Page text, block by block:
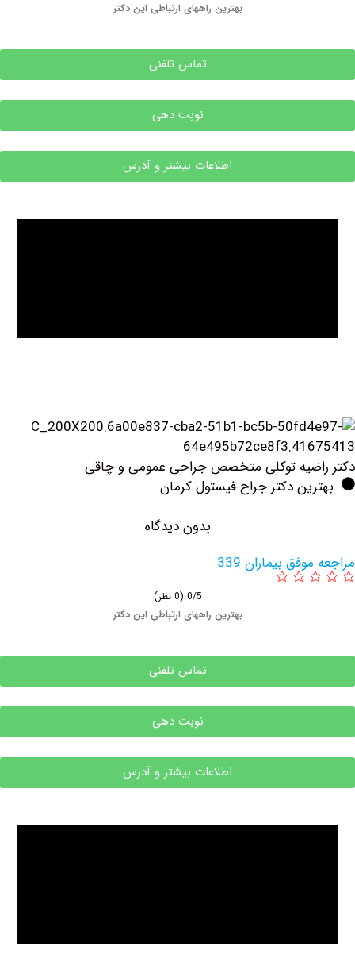
بهترین راههای ارتباطی این دکتر
تماس تلفنی
نوبت دهی
اطلاعات بیشتر و آدرس
توکلی متخصص جراحی عمومی و چاقی
دکتر جراح فیستول کرمان
بدون دیدگاه
بیماران 339
بهترین راههای ارتباطی این دکتر
تماس تلفنی
نوبت دهی
اطلاعات بیشتر و آدرس